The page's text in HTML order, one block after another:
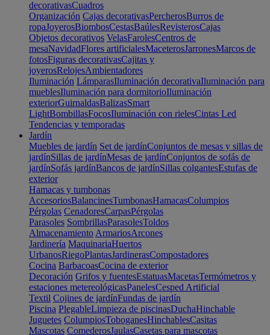
decorativasCuadros
Organización Cajas decorativasPercherosBurros de
ropaJoyerosBiombosCestasBaúlesRevisterosCajas
Objetos decorativos VelasFarolesCentros de
mesaNavidadFlores artificialesMaceterosJarronesMarcos de
fotosFiguras decorativasCajitas y
joyerosRelojesAmbientadores
Iluminación LámparasIluminación decorativaIluminación para
mueblesIluminación para dormitorioIluminación
exteriorGuirnaldasBalizasSmart
LightBombillasFocosIluminación con rielesCintas Led
Tendencias y temporadas
Jardín
Muebles de jardín Set de jardínConjuntos de mesas y sillas de
jardínSillas de jardínMesas de jardínConjuntos de sofás de
jardínSofás jardínBancos de jardínSillas colgantesEstufas de
exterior
Hamacas y tumbonas
AccesoriosBalancinesTumbonasHamacasColumpios
Pérgolas CenadoresCarpasPérgolas
Parasoles SombrillasParasolesToldos
Almacenamiento ArmariosArcones
Jardinería MaquinariaHuertos
UrbanosRiegoPlantasJardinerasCompostadores
Cocina BarbacoasCocina de exterior
Decoración Grifos y fuentesEstatuasMacetasTermómetros y
estaciones metereológicasPanelesCesped Artificial
Textil Cojines de jardínFundas de jardín
Piscina PlegableLimpieza de piscinasDuchaHinchable
Juguetes ColumpiosToboganesHinchablesCasitas
Mascotas ComederosJaulasCasetas para mascotas